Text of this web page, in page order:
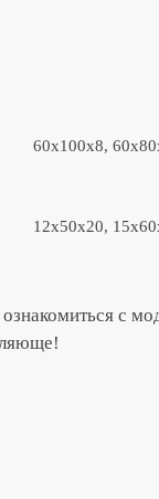
60x100x8,
12x50x20,
с